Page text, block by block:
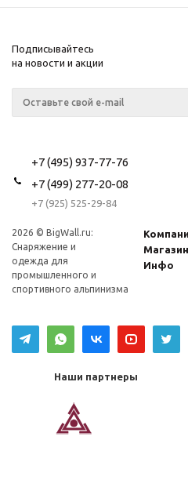
Подписывайтесь
на новости и акции
+7 (495) 937-77-76
+7 (499) 277-20-08
+7 (925) 525-29-84
2026 © BigWall.ru:
Снаряжение и
одежда для
промышленного и
спортивного альпинизма
Магазин
Инфо
Наши партнеры